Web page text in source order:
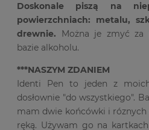
Doskonale piszą na
powierzchniach: metalu,
drewnie. Można je zmyć za
bazie alkoholu.
***NASZYM ZDANIEM
Identi Pen to jeden z
dosłownie "do wszystkiego".
mam dwie końcówki i
ręką. Używam go na